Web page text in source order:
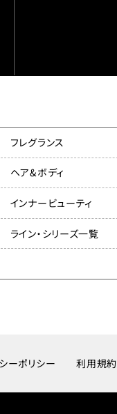
フレグランス
ヘア&ボディ
インナービューティ
ライン・シリーズ一覧
ーポリシー 利用規約